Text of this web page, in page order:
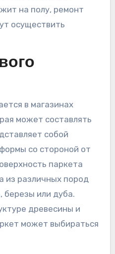
на полу, ремонт
осуществить
в магазинах
может составлять
собой
со стороной от
паркета
из различных пород
березы или дуба.
древесины и
может выбираться